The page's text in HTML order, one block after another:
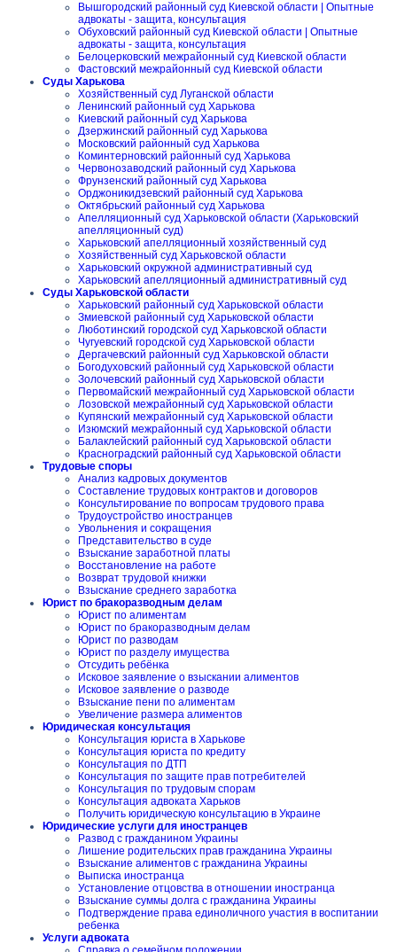
Вышгородский районный суд Киевской области | Опытные
адвокаты - защита, консультация
Обуховский районный суд Киевской области | Опытные
адвокаты - защита, консультация
Белоцерковский межрайонный суд Киевской области
Фастовский межрайонный суд Киевской области
Суды Харькова
Хозяйственный суд Луганской области
Ленинский районный суд Харькова
Киевский районный суд Харькова
Дзержинский районный суд Харькова
Московский районный суд Харькова
Коминтерновский районный суд Харькова
Червонозаводский районный суд Харькова
Фрунзенский районный суд Харькова
Орджоникидзевский районный суд Харькова
Октябрьский районный суд Харькова
Апелляционный суд Харьковской области (Харьковский
апелляционный суд)
Харьковский апелляционный хозяйственный суд
Хозяйственный суд Харьковской области
Харьковский окружной административный суд
Харьковский апелляционный административный суд
Суды Харьковской области
Харьковский районный суд Харьковской области
Змиевской районный суд Харьковской области
Люботинский городской суд Харьковской области
Чугуевский городской суд Харьковской области
Дергачевский районный суд Харьковской области
Богодуховский районный суд Харьковской области
Золочевский районный суд Харьковской области
Первомайский межрайонный суд Харьковской области
Лозовской межрайонный суд Харьковской области
Купянский межрайонный суд Харьковской области
Изюмский межрайонный суд Харьковской области
Балаклейский районный суд Харьковской области
Красноградский районный суд Харьковской области
Трудовые споры
Анализ кадровых документов
Составление трудовых контрактов и договоров
Консультирование по вопросам трудового права
Трудоустройство иностранцев
Увольнения и сокращения
Представительство в суде
Взыскание заработной платы
Восстановление на работе
Возврат трудовой книжки
Взыскание среднего заработка
Юрист по бракоразводным делам
Юрист по алиментам
Юрист по бракоразводным делам
Юрист по разводам
Юрист по разделу имущества
Отсудить ребёнка
Исковое заявление о взыскании алиментов
Исковое заявление о разводе
Взыскание пени по алиментам
Увеличение размера алиментов
Юридическая консультация
Консультация юриста в Харькове
Консультация юриста по кредиту
Консультация по ДТП
Консультация по защите прав потребителей
Консультация по трудовым спорам
Консультация адвоката Харьков
Получить юридическую консультацию в Украине
Юридические услуги для иностранцев
Развод с гражданином Украины
Лишение родительских прав гражданина Украины
Взыскание алиментов с гражданина Украины
Выписка иностранца
Установление отцовства в отношении иностранца
Взыскание суммы долга с гражданина Украины
Подтверждение права единоличного участия в воспитании
ребенка
Услуги адвоката